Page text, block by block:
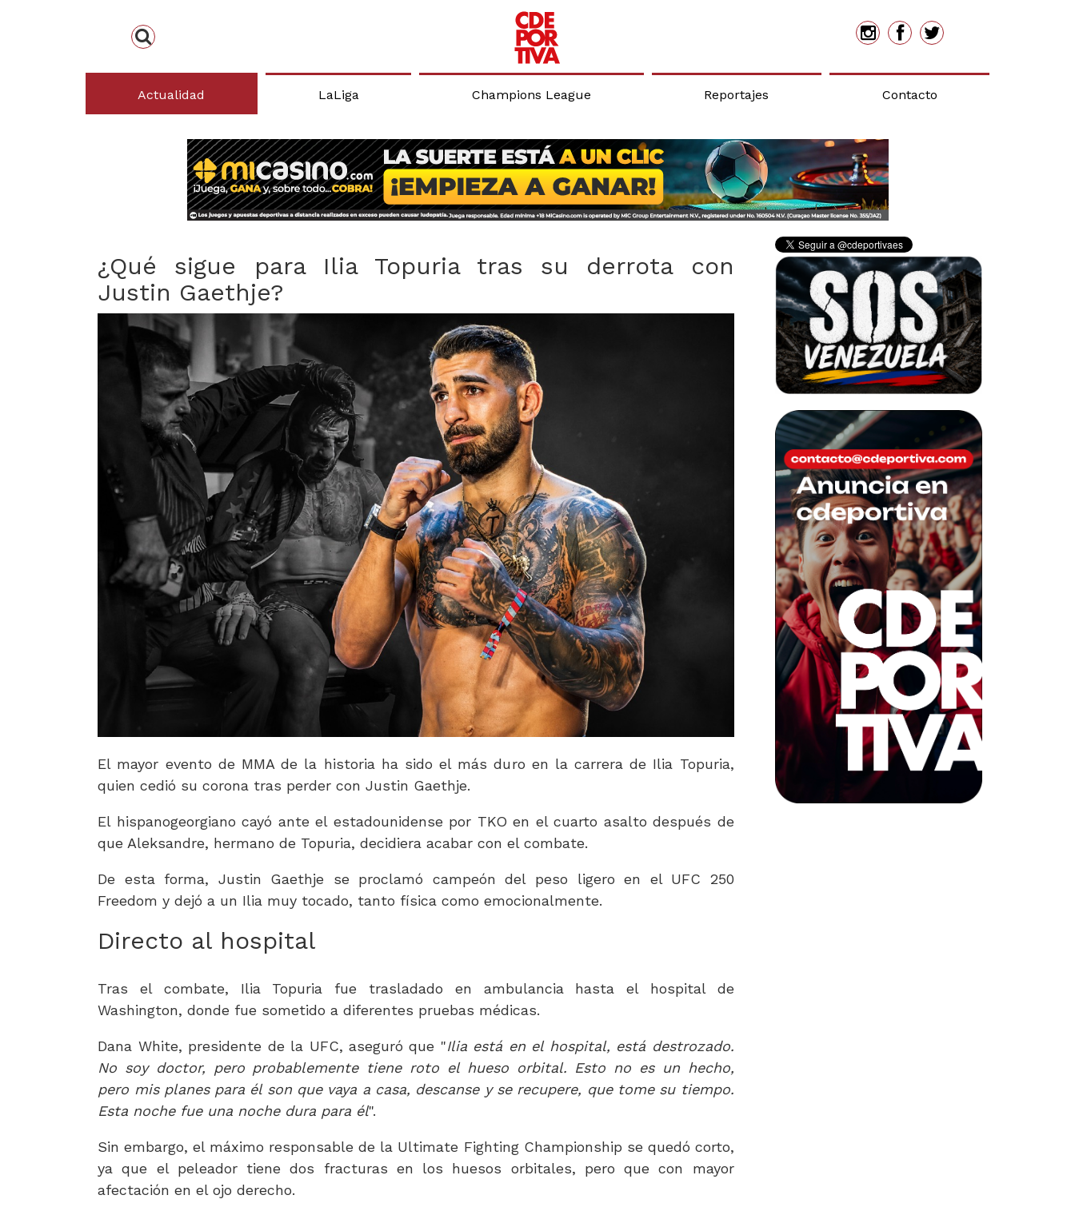
Actualidad LaLiga Champions League Reportajes Contacto
¿Qué sigue para Ilia Topuria tras su derrota con
Justin Gaethje?
El mayor evento de MMA de la historia ha sido el más duro en la carrera de Ilia Topuria,
quien cedió su corona tras perder con Justin Gaethje.
El hispanogeorgiano cayó ante el estadounidense por TKO en el cuarto asalto después de
que Aleksandre, hermano de Topuria, decidiera acabar con el combate.
De esta forma, Justin Gaethje se proclamó campeón del peso ligero en el UFC 250
Freedom y dejó a un Ilia muy tocado, tanto física como emocionalmente.
Directo al hospital
Tras el combate, Ilia Topuria fue trasladado en ambulancia hasta el hospital de
Washington, donde fue sometido a diferentes pruebas médicas.
Dana White, presidente de la UFC, aseguró que "Ilia está en el hospital, está destrozado.
No soy doctor, pero probablemente tiene roto el hueso orbital. Esto no es un hecho,
pero mis planes para él son que vaya a casa, descanse y se recupere, que tome su tiempo.
Esta noche fue una noche dura para él".
Sin embargo, el máximo responsable de la Ultimate Fighting Championship se quedó corto,
ya que el peleador tiene dos fracturas en los huesos orbitales, pero que con mayor
afectación en el ojo derecho.